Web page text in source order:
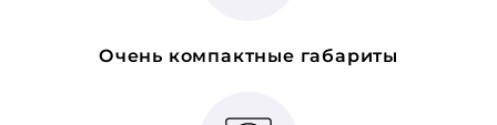
Очень компактные габариты